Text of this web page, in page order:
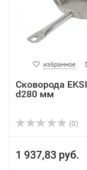
избранное
Сковорода
d280 мм
(0)
1 937,83 руб.